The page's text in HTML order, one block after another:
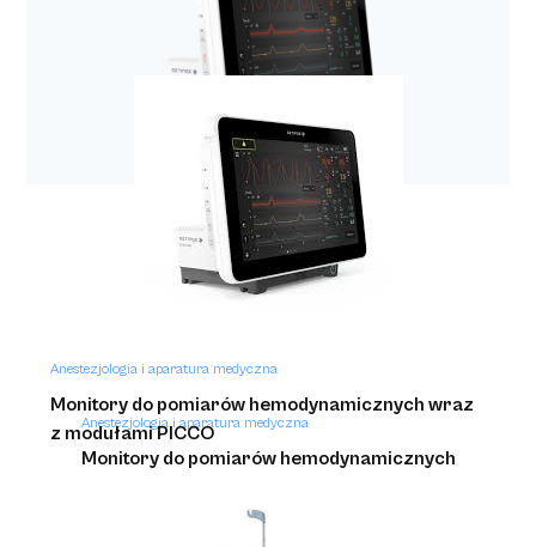
Anestezjologia i aparatura medyczna
Respiratory z rodziny SERVO
Anestezjologia i aparatura medyczna
Monitory do pomiarów hemodynamicznych
Anestezjologia i aparatura medyczna
Monitory do pomiarów hemodynamicznych wraz
z modułami PICCO